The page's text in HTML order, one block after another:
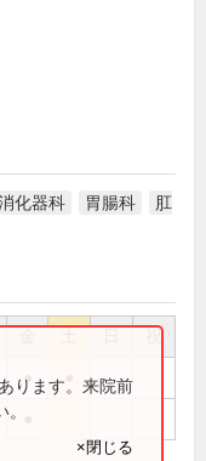
化器科 胃腸科
肛
祝
●
ります。来院前
×閉じる